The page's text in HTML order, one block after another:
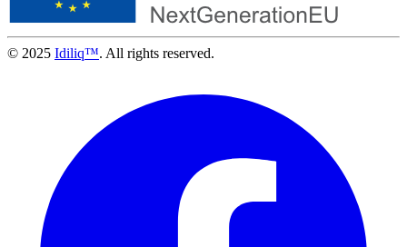
© 2025 Idiliq™. All rights reserved.